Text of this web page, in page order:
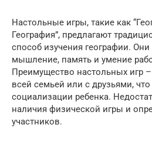
Настольные игры, такие как
География”, предлагают
способ изучения географии.
мышление, память и умение
Преимущество настольных игр
всей семьей или с друзьями, что
социализации ребенка.
наличия физической игры и
участников.